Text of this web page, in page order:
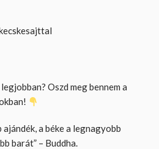
Oszd meg bennem a
a béke a legnagyobb
barát” – Buddha.